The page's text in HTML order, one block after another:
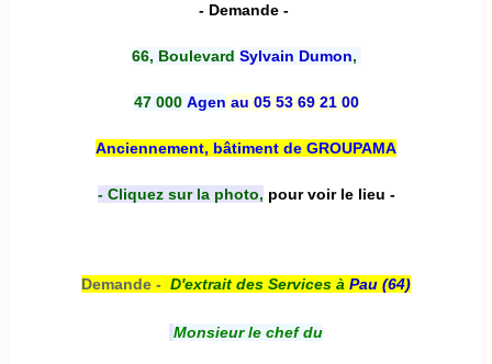
- Demande -
66, Boulevard Sylvain Dumon,
47 000 Agen au 05 53 69 21 00
Anciennement, bâtiment de GROUPAMA
- Cliquez sur la photo, pour voir le lieu -
Demande - D'extrait des Services à Pau (64)
Monsieur le chef du